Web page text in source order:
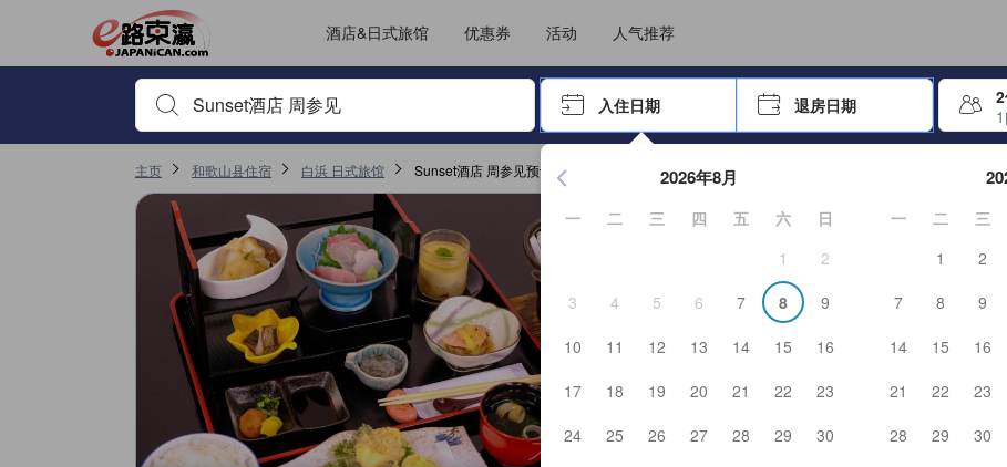
酒店&日式旅馆 优惠券 活动 人气推荐
输入住宿名或关键词以搜索，使用箭头或 tab 键以移动，点击 Enter 键以选择
入住日期 退房日期
按 Enter 键开始浏览日期选择器。使用箭头键浏览入住和退房日期
2026年8月
一 二 三 四 五 六
日
1
2
3
4 5 6 7 8
9
10
11 12 13 14 15
16
17
18 19 20 21 22
23
24
25 26 27 28 29
30
一 二 三
1
2
7
8 9
14
15 16
21
22 23
28
29 30
主页 和歌山县住宿 白浜 日式旅馆 Sunset酒店 周参见预订